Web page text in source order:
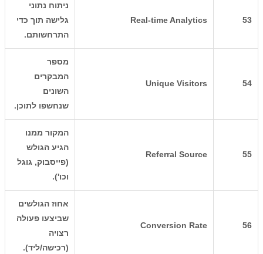
53
Real-time Analytics
ניתוח נתוני
גלישה תוך כדי
התרחשותם.
54
Unique Visitors
מספר
המבקרים
השונים
שנחשפו לתוכן.
55
Referral Source
המקור ממנו
הגיע הגולש
(פייסבוק, גוגל
וכו').
56
Conversion Rate
אחוז הגולשים
שביצעו פעולה
רצויה
(רכישה/ליד).